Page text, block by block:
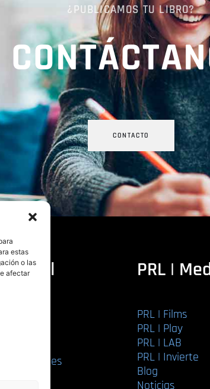
estas
o las
afectar
¿PUBLICAMOS TU LIBRO?
CONTACTO
editoriales
PRL |
PRL | Films
PRL | Play
PRL | LAB
PRL | Invierte
Blog
Noticias